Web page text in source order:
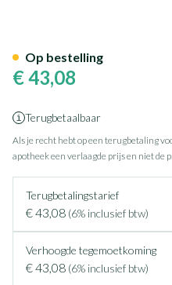
€ 43,08
Terugbetaalbaar
Als je recht hebt op een terugbetaling
apotheek een verlaagde prijs en niet de
Terugbetalingstarief
€ 43,08 (6% inclusief btw)
Verhoogde tegemoetkoming
€ 43,08 (6% inclusief btw)
Op bestelling